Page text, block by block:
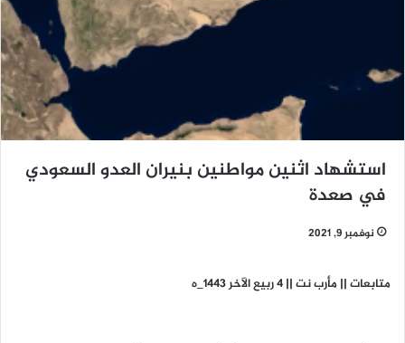
استشهاد اثنين مواطنين بنيران العدو السعودي
في صعدة
نوفمبر 9, 2021
متابعات || مأرب نت || 4 ربيع الآخر 1443_ه